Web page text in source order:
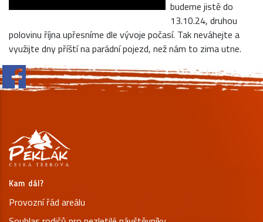
budeme jistě do
13.10.24, druhou
polovinu října upřesníme dle vývoje počasí. Tak neváhejte a
využijte dny příští na parádní pojezd, než nám to zima utne.
Kam dál?
Provozní řád areálu